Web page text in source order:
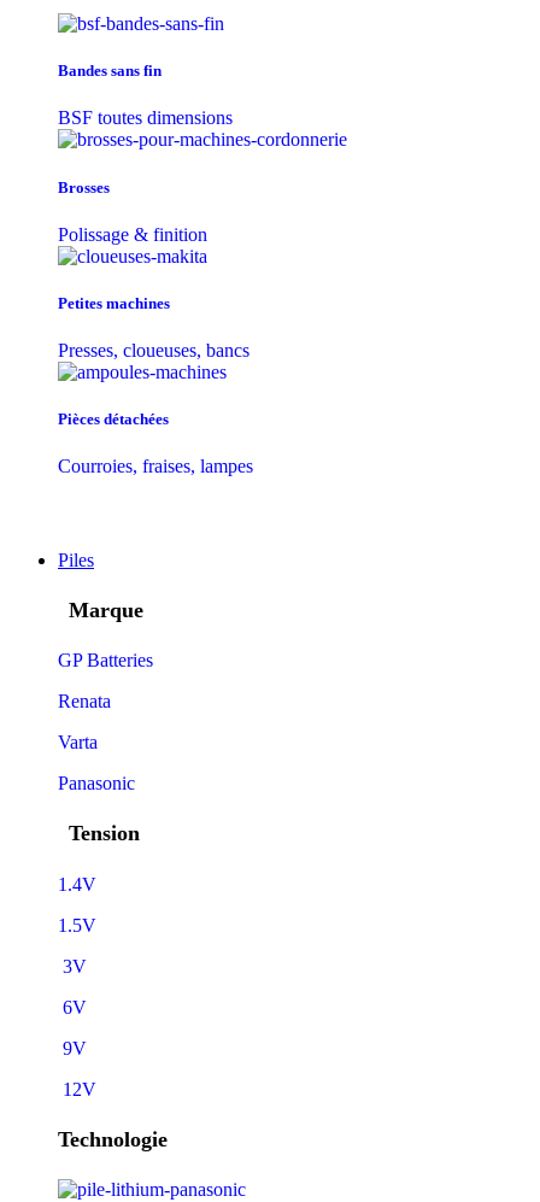
Bandes sans fin
BSF toutes dimensions
Brosses
Polissage & finition
Petites machines
Presses, cloueuses, bancs
Pièces détachées
Courroies, fraises, lampes
Piles
Marque
GP Batteries
Renata
Varta
Panasonic
Tension
1.4V
1.5V
3V
6V
9V
12V
Technologie